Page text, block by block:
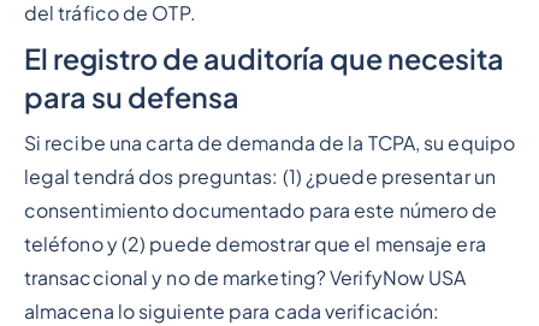
del tráfico de OTP.
El registro de auditoría que necesita
para su defensa
Si recibe una carta de demanda de la TCPA, su equipo
legal tendrá dos preguntas: (1) ¿puede presentar un
consentimiento documentado para este número de
teléfono y (2) puede demostrar que el mensaje era
transaccional y no de marketing? VerifyNow USA
almacena lo siguiente para cada verificación: